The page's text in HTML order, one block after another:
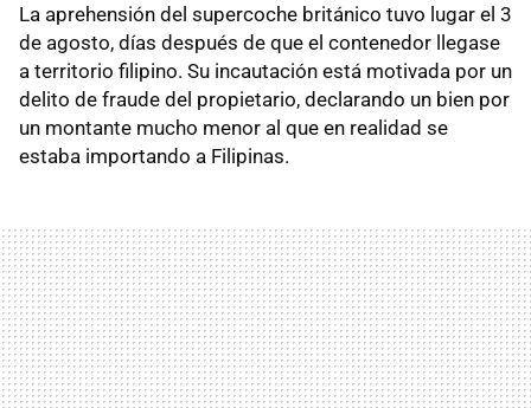
La aprehensión del supercoche británico tuvo lugar el 3
de agosto, días después de que el contenedor llegase
a territorio filipino. Su incautación está motivada por un
delito de fraude del propietario, declarando un bien por
un montante mucho menor al que en realidad se
estaba importando a Filipinas.